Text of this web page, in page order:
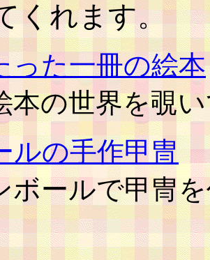
くれます。
った一冊の絵本
本の世界を覗
ルの手作甲冑
ボールで甲冑